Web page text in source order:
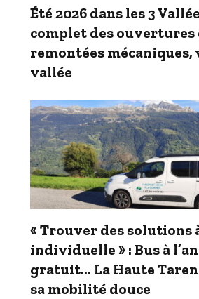
Été 2026 dans les 3
complet des ouvertures
remontées mécaniques,
vallée
« Trouver des solutions
individuelle » : Bus à
gratuit… La Haute
sa mobilité douce